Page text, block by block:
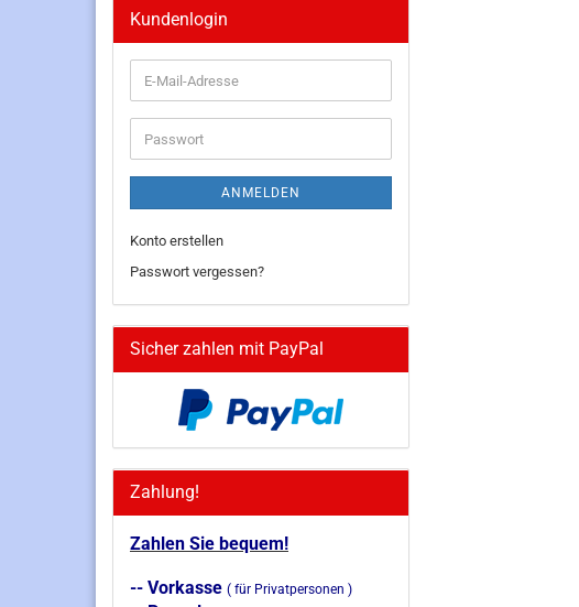
Kundenlogin
E-
Mail-
Adresse
Passwort
ANMELDEN
Konto erstellen
Passwort vergessen?
Sicher zahlen mit PayPal
Zahlung!
Zahlen Sie bequem!
-- Vorkasse ( für Privatpersonen )